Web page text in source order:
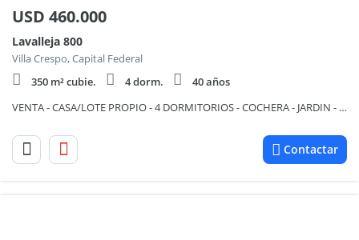
USD 460.000
Lavalleja 800
Villa Crespo, Capital Federal
350 m² cubie.
4 dorm.
40 años
VENTA - CASA/LOTE PROPIO - 4 DORMITORIOS - COCHERA - JARDIN - PARRILLA - VILLA CRESPO
Contactar